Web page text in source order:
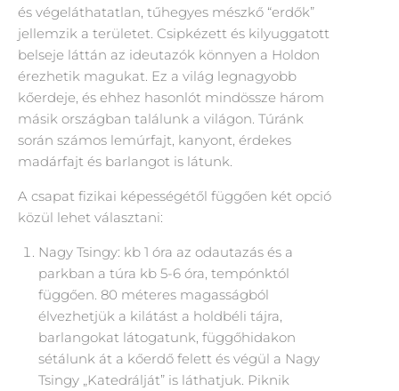
és végeláthatatlan, tűhegyes mészkő “erdők”
jellemzik a területet. Csipkézett és kilyuggatott
belseje láttán az ideutazók könnyen a Holdon
érezhetik magukat. Ez a világ legnagyobb
kőerdeje, és ehhez hasonlót mindössze három
másik országban találunk a világon. Túránk
során számos lemúrfajt, kanyont, érdekes
madárfajt és barlangot is látunk.
A csapat fizikai képességétől függően két opció
közül lehet választani:
Nagy Tsingy: kb 1 óra az odautazás és a
parkban a túra kb 5-6 óra, tempónktól
függően. 80 méteres magasságból
élvezhetjük a kilátást a holdbéli tájra,
barlangokat látogatunk, függőhidakon
sétálunk át a kőerdő felett és végül a Nagy
Tsingy „Katedrálját” is láthatjuk. Piknik